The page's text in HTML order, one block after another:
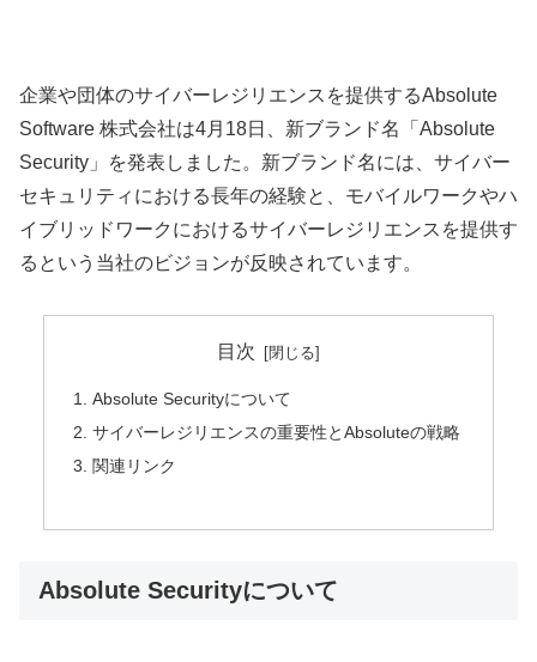
企業や団体のサイバーレジリエンスを提供するAbsolute
Software 株式会社は4月18日、新ブランド名「Absolute
Security」を発表しました。新ブランド名には、サイバー
セキュリティにおける長年の経験と、モバイルワークやハ
イブリッドワークにおけるサイバーレジリエンスを提供す
るという当社のビジョンが反映されています。
目次
Absolute Securityについて
サイバーレジリエンスの重要性とAbsoluteの戦略
関連リンク
Absolute Securityについて